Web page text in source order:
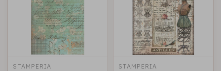
STAMPERIA STAMPERIA